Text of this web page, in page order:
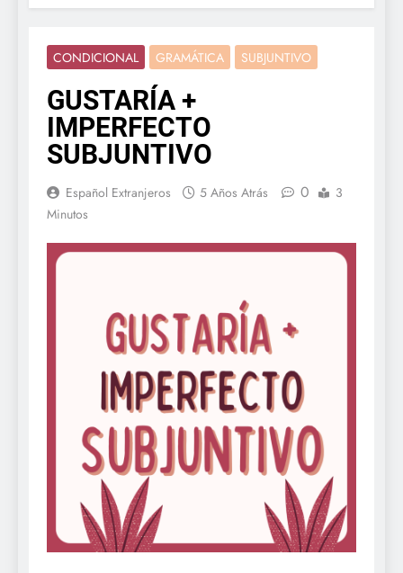
CONDICIONAL GRAMÁTICA SUBJUNTIVO
GUSTARÍA +
IMPERFECTO
SUBJUNTIVO
Español Extranjeros 5 Años Atrás 0
3
Minutos